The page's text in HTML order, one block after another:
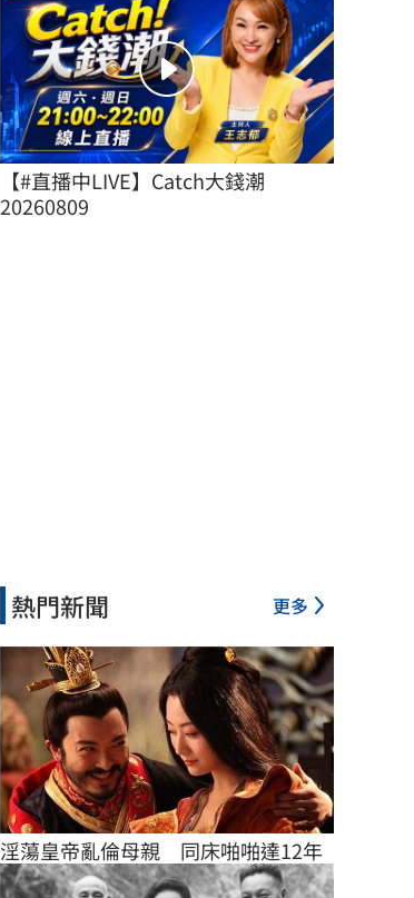
【#直播中LIVE】Catch大錢潮
20260809
熱門新聞 更多
淫蕩皇帝亂倫母親　同床啪啪達12年